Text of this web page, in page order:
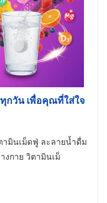
กวัน เพื่อคุณที่ใส่ใจ
มินเม็ดฟู่ ละลายน้ำดื่ม
งกาย วิตามินเม็